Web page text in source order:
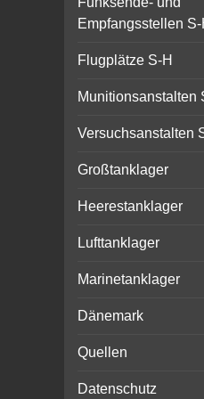
Empfangsstellen S-
Flugplätze S-H
Munitionsanstalten
Versuchsanstalten
Großtanklager
Heerestanklager
Lufttanklager
Marinetanklager
Dänemark
Quellen
Datenschutz